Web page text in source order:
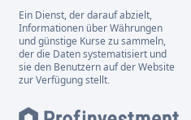
Ein Dienst, der darauf abzielt,
Informationen über Währungen
und günstige Kurse zu sammeln,
der die Daten systematisiert und
sie den Benutzern auf der Website
zur Verfügung stellt.